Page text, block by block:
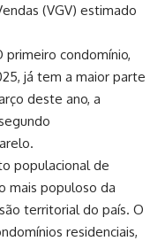
(VGV) estimado
condomínio,
já tem a maior parte
deste ano, a
populacional de
mais populoso da
territorial do país. O
residenciais,